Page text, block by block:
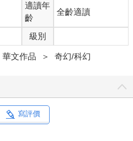
適讀年
齡
全齡適讀
級別
華文作品 ＞ 奇幻/科幻
寫評價